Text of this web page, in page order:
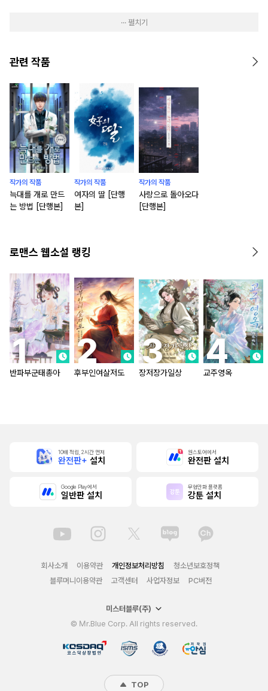
··· 펼치기
관련 작품
작가의 작품
늑대를 개로 만드
는 방법 [단행본]
작가의 작품
여자의 딸 [단행
본]
작가의 작품
사랑으로 돌아오다
[단행본]
로맨스 웹소설 랭킹
반파부군태총아 후부인여살저도 장저장가일상 교주영옥
10배 적립, 2시간 먼저
완전판+ 설치
원스토어에서
완전판 설치
Google Play에서
일반판 설치
무협만화 플랫폼
강툰 설치
회사소개 이용약관 개인정보처리방침
청소년보호정책
블루머니이용약관
고객센터 사업자정보 PC버전
미스터블루(주)
© Mr.Blue Corp. All rights reserved.
TOP